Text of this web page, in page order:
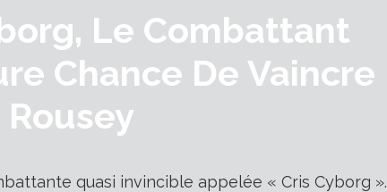
Le Combattant
Chance De Vaincre
quasi invincible appelée « Cris Cyborg ».